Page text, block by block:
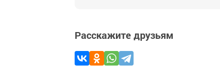
Расскажите друзьям